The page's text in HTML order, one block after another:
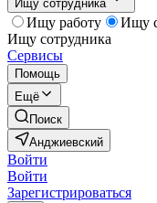
Ищу сотрудника
Ищу работу
Ищу
Ищу сотрудника
Сервисы
Помощь
Ещё
Поиск
Анджиевский
Войти
Войти
Зарегистрироваться